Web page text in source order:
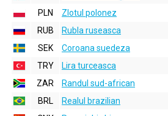
PLN
Zlotul polonez
RUB
Rubla ruseasca
SEK
Coroana suedeza
TRY
Lira turceasca
ZAR
Randul sud-african
BRL
Realul brazilian